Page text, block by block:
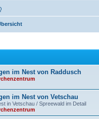
im Nest von Raddusch
im Nest von Vetschau
in Vetschau / Spreewald im Detail